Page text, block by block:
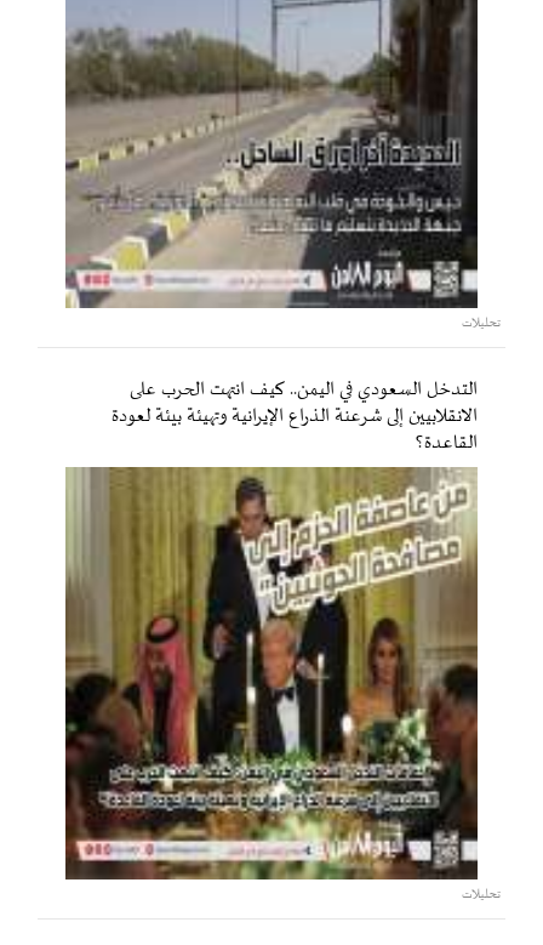
تحليلات
التدخل السعودي في اليمن.. كيف انتهت الحرب على
الانقلابيين إلى شرعنة الذراع الإيرانية وتهيئة بيئة لعودة
القاعدة؟
تحليلات